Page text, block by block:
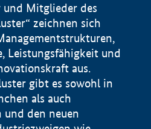
und Mitglieder des
zeichnen sich
Leistungsfähigkeit und
aus.
gibt es sowohl in
als auch
den neuen